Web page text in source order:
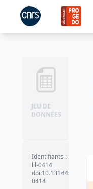
JEU DE
DONNÉES
Identifiants :
lil-0414
doi:10.13144/lil-
0414